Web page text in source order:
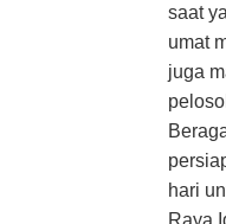
saat
umat
juga
hari
Raya